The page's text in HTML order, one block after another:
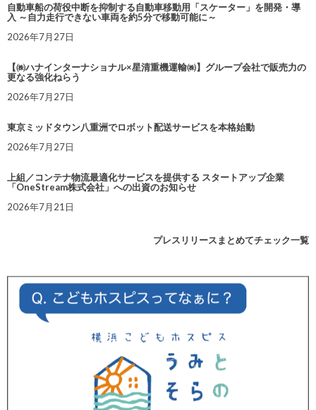
自動車船の荷役中断を抑制する自動車移動用「スケーター」を開発・導
入 ～自力走行できない車両を約5分で移動可能に～
2026年7月27日
【㈱ハナインターナショナル×星清重機運輸㈱】グループ会社で販売力の
更なる強化ねらう
2026年7月27日
東京ミッドタウン八重洲でロボット配送サービスを本格始動
2026年7月27日
上組／コンテナ物流最適化サービスを提供する スタートアップ企業
「OneStream株式会社」への出資のお知らせ
2026年7月21日
プレスリリースまとめてチェック一覧